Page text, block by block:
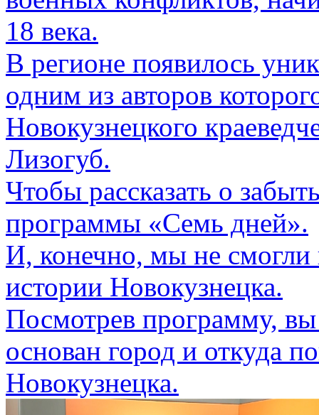
18 века.
В регионе появилось
одним из авторов
Новокузнецкого
Лизогуб.
Чтобы рассказать о
программы «Семь дней».
И, конечно, мы не смогли
истории Новокузнецка.
Посмотрев программу, вы
основан город и откуда
Новокузнецка.